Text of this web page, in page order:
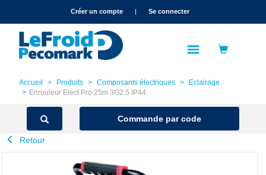
text.skipToNavigationCréer un compte | Se connecter
Accueil Produits Composants électriques
Eclairage
Enrouleur Elect Pro 25m 3G2.5 IP44
Commande par code
Retour